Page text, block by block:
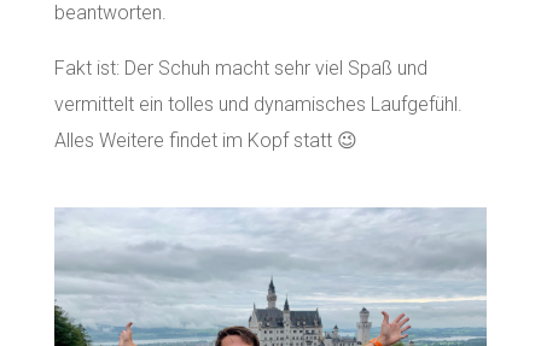
beantworten.
Fakt ist: Der Schuh macht sehr viel Spaß und
vermittelt ein tolles und dynamisches Laufgefühl.
Alles Weitere findet im Kopf statt 😉